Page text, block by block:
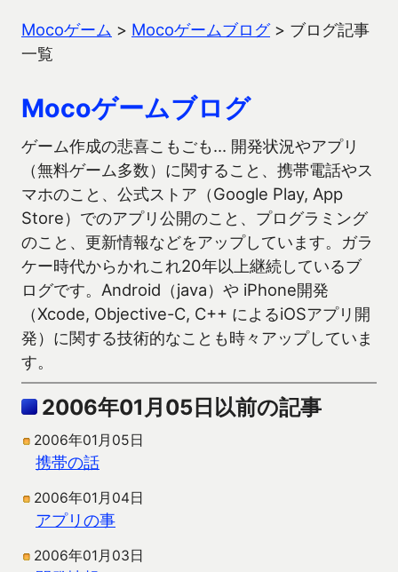
Mocoゲーム > Mocoゲームブログ> ブログ記事
一覧
Mocoゲームブログ
ゲーム作成の悲喜こもごも… 開発状況やアプリ
（無料ゲーム多数）に関すること、携帯電話やス
マホのこと、公式ストア（Google Play, App
Store）でのアプリ公開のこと、プログラミング
のこと、更新情報などをアップしています。ガラ
ケー時代からかれこれ20年以上継続しているブ
ログです。Android（java）や iPhone開発
（Xcode, Objective-C, C++ によるiOSアプリ開
発）に関する技術的なことも時々アップしていま
す。
2006年01月05日以前の記事
2006年01月05日
携帯の話
2006年01月04日
アプリの事
2006年01月03日